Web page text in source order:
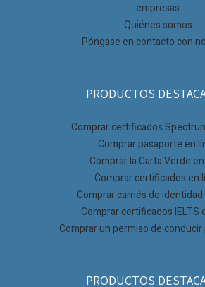
empresas
Quiénes somos
Póngase en contacto con
PRODUCTOS
Comprar certificados
Comprar pasaporte en
Comprar la Carta Verde
Comprar certificados en
Comprar carnés de identidad
Comprar certificados IELTS
Comprar un permiso de
PRODUCTOS